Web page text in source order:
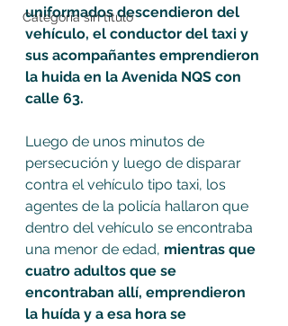
Categoría sin título
uniformados descendieron del
vehículo, el conductor del taxi y
sus acompañantes emprendieron
la huida en la Avenida NQS con
calle 63.
Luego de unos minutos de
persecución y luego de disparar
contra el vehículo tipo taxi, los
agentes de la policía hallaron que
dentro del vehículo se encontraba
una menor de edad, mientras que
cuatro adultos que se
encontraban allí, emprendieron
la huída y a esa hora se